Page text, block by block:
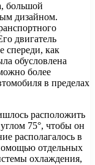
большой
дизайном.
двигатель
спереди, как
обусловлена
более
в пределах
расположить
75°, чтобы он
располагалось в
отдельных
охлаждения,